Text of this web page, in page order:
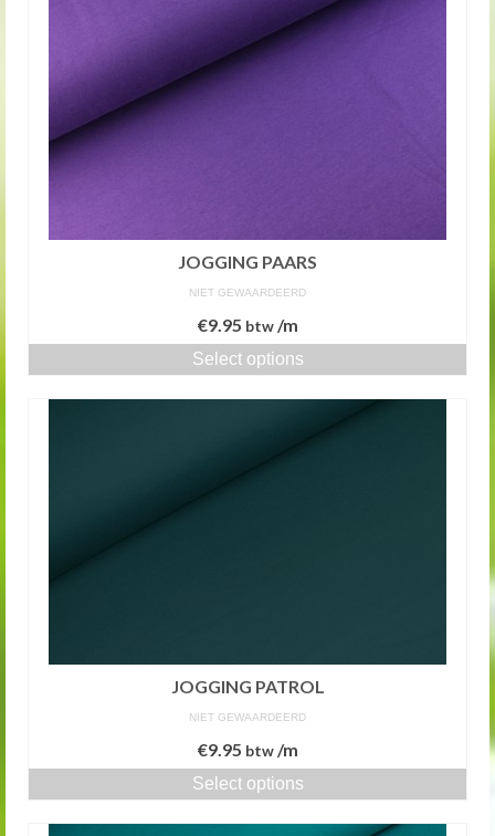
JOGGING PAARS
NIET GEWAARDEERD
€9.95 btw/m
Select options
JOGGING PATROL
NIET GEWAARDEERD
€9.95 btw/m
Select options